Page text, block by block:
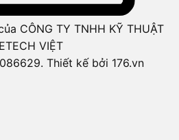
CÔNG TY TNHH KỸ THUẬT
VIỆT
Thiết kế bởi 176.vn